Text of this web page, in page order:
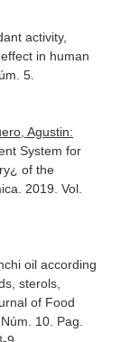
activity,
in human
5.
Agustin:
System for
of the
. 2019. Vol.
oil according
sterols,
of Food
10. Pag.